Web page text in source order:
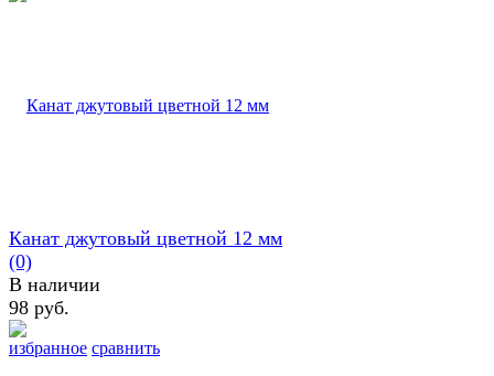
избранное сравнить
Канат джутовый цветной 12 мм
(0)
В наличии
98 руб.